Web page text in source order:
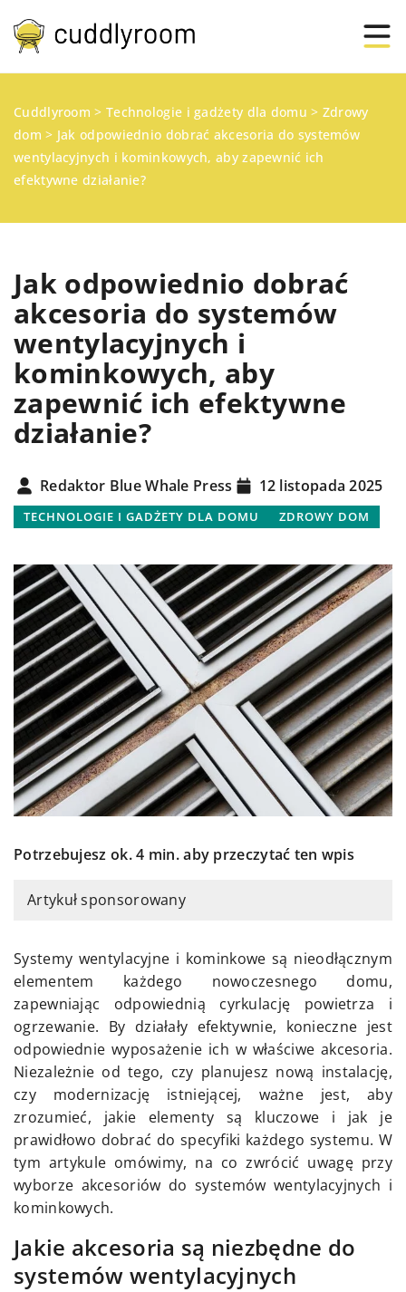
Cuddlyroom > Technologie i gadżety dla domu > Zdrowy
dom > Jak odpowiednio dobrać akcesoria do systemów
wentylacyjnych i kominkowych, aby zapewnić ich
efektywne działanie?
Jak odpowiednio dobrać
akcesoria do systemów
wentylacyjnych i
kominkowych, aby
zapewnić ich efektywne
działanie?
Redaktor Blue Whale Press 12 listopada 2025
TECHNOLOGIE I GADŻETY DLA DOMU ZDROWY DOM
Potrzebujesz ok. 4 min. aby przeczytać ten wpis
Artykuł sponsorowany
Systemy wentylacyjne i kominkowe są nieodłącznym
elementem każdego nowoczesnego domu,
zapewniając odpowiednią cyrkulację powietrza i
ogrzewanie. By działały efektywnie, konieczne jest
odpowiednie wyposażenie ich w właściwe akcesoria.
Niezależnie od tego, czy planujesz nową instalację,
czy modernizację istniejącej, ważne jest, aby
zrozumieć, jakie elementy są kluczowe i jak je
prawidłowo dobrać do specyfiki każdego systemu. W
tym artykule omówimy, na co zwrócić uwagę przy
wyborze akcesoriów do systemów wentylacyjnych i
kominkowych.
Jakie akcesoria są niezbędne do
systemów wentylacyjnych